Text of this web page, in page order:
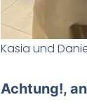
Kasia und
Achtung!,